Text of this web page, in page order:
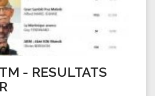
- RESULTATS